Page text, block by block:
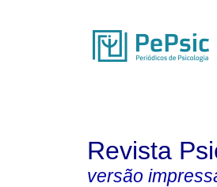
Revista
versão